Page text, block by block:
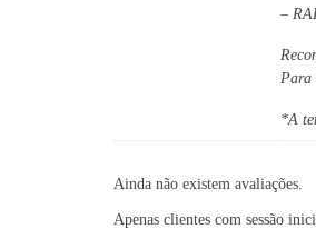
–
Para
*A
Ainda não existem avaliações.
Apenas clientes com sessão